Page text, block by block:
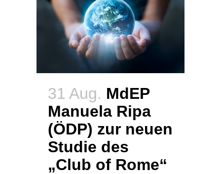
31 Aug. MdEP
Manuela Ripa
(ÖDP) zur neuen
Studie des
„Club of Rome“